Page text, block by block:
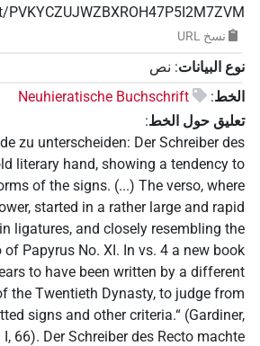
نسخ‏ ‏URL
نوع البيانات: نص
الخط:
Neuhieratische Buchschrift
تعليق حول الخط:
zu unterscheiden: Der Schreiber des
literary hand, showing a tendency to
of the signs. (...) The verso, where
started in a rather large and rapid
ligatures, and closely resembling the
Papyrus No. XI. In vs. 4 a new book
to have been written by a different
the Twentieth Dynasty, to judge from
signs and other criteria.“ (Gardiner,
66). Der Schreiber des Recto machte